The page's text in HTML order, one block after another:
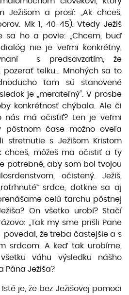
Ježišom a prosí: „Ak chceš,
Mk 1, 40-45). Vtedy Ježiš
sa ho a povie: „Chcem, buď
nie je veľmi konkrétny,
s predsavzatím, že
telku... Mnohých sa to
tam sú stanovené
je „merateľný“. V prosbe
konkrétnosť chýbala. Ale či
nás má očistiť? Len je veľmi
pôstnom čase možno oveľa
stretnutie s Ježišom Kristom
chceš, môžeš ma očistiť a ty
potrebné, aby som bol tvojou
očistený. Ježiš,
srdce, dotkne sa aj
celú ťarchu pôstnej
On všetko urobí? Stačí
„Tak my sme prišli Pane
povedal, že treba častejšie a s
srdcom. A keď tak urobíme,
váhu výsledku nášho
Pána Ježiša?
je, že bez Ježišovej pomoci